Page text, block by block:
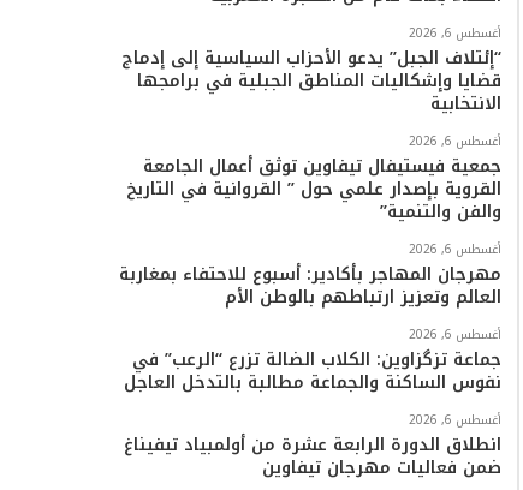
أغسطس 6, 2026
“إئتلاف الجبل” يدعو الأحزاب السياسية إلى إدماج
قضايا وإشكاليات المناطق الجبلية في برامجها
الانتخابية
أغسطس 6, 2026
جمعية فيستيفال تيفاوين توثق أعمال الجامعة
القروية بإصدار علمي حول ” القروانية في التاريخ
والفن والتنمية”
أغسطس 6, 2026
مهرجان المهاجر بأكادير: أسبوع للاحتفاء بمغاربة
العالم وتعزيز ارتباطهم بالوطن الأم
أغسطس 6, 2026
جماعة تزگزاوين: الكلاب الضالة تزرع “الرعب” في
نفوس الساكنة والجماعة مطالبة بالتدخل العاجل
أغسطس 6, 2026
انطلاق الدورة الرابعة عشرة من أولمبياد تيفيناغ
ضمن فعاليات مهرجان تيفاوين